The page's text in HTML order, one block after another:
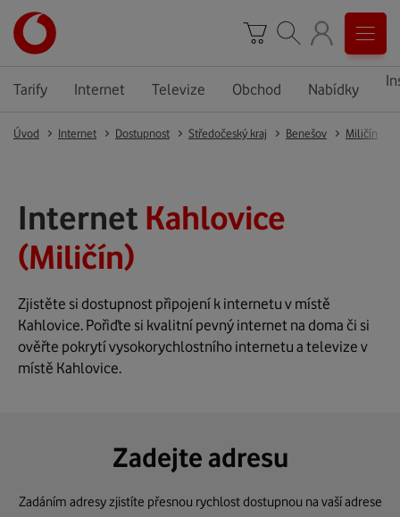
Tarify Internet Televize Obchod Nabídky
Úvod Internet Dostupnost Středočeský kraj Benešov Miličín
Internet Kahlovice
(Miličín)
Zjistěte si dostupnost připojení k internetu v místě
Kahlovice. Pořiďte si kvalitní pevný internet na doma či si
ověřte pokrytí vysokorychlostního internetu a televize v
místě Kahlovice.
Zadejte adresu
Zadáním adresy zjistíte přesnou rychlost dostupnou na vaší adrese